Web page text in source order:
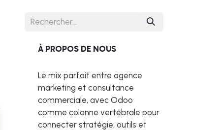
À PROPOS DE NOUS
Le mix parfait entre agence
marketing et consultance
commerciale, avec Odoo
comme colonne vertébrale pour
connecter stratégie, outils et